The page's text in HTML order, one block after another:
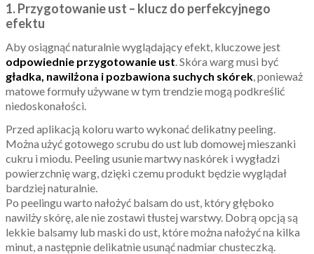
1. Przygotowanie ust – klucz do perfekcyjnego
efektu
Aby osiągnąć naturalnie wyglądający efekt, kluczowe jest
odpowiednie przygotowanie ust . Skóra warg musi być
gładka, nawilżona i pozbawiona suchych skórek , ponieważ
matowe formuły używane w tym trendzie mogą podkreślić
niedoskonałości.
Przed aplikacją koloru warto wykonać delikatny peeling.
Można użyć gotowego scrubu do ust lub domowej mieszanki
cukru i miodu. Peeling usunie martwy naskórek i wygładzi
powierzchnię warg, dzięki czemu produkt będzie wyglądał
bardziej naturalnie.
Po peelingu warto nałożyć balsam do ust, który głęboko
nawilży skórę, ale nie zostawi tłustej warstwy. Dobrą opcją są
lekkie balsamy lub maski do ust, które można nałożyć na kilka
minut, a następnie delikatnie usunąć nadmiar chusteczką.